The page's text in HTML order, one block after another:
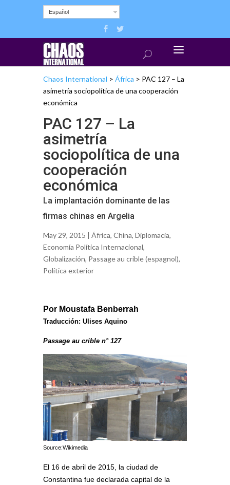
Español
Chaos International > África > PAC 127 – La
asimetría sociopolítica de una cooperación
económica
PAC 127 – La
asimetría
sociopolítica de una
cooperación
económica
La implantación dominante de las
firmas chinas en Argelia
May 29, 2015 | África, China, Diplomacia,
Economía Política Internacional,
Globalización, Passage au crible (espagnol),
Política exterior
Por Moustafa Benberrah
Traducción: Ulises Aquino
Passage au crible n° 127
Source:Wikimedia
El 16 de abril de 2015, la ciudad de
Constantina fue declarada capital de la